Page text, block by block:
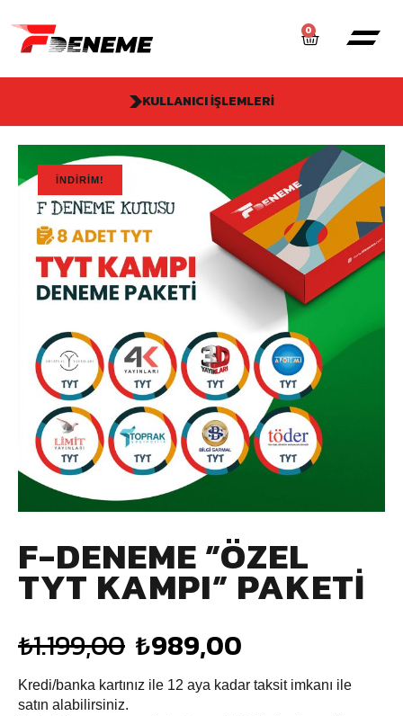
0
KULLANICI İŞLEMLERI
İNDIRIM!
F-DENEME ”ÖZEL
TYT KAMPI” PAKETİ
₺1.199,00 ₺989,00
Kredi/banka kartınız ile 12 aya kadar taksit imkanı ile
satın alabilirsiniz.